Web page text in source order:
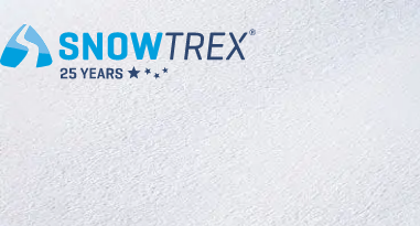
Schrijf je in voor onze nieuwsbrief en wees als